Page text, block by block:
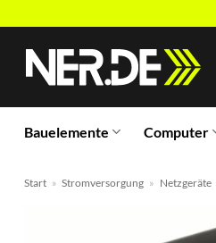
springen
Bauelemente Computer
Start » Stromversorgung » Netzgeräte